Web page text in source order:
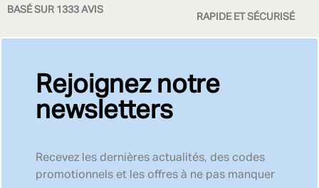
BASÉ SUR 1333 AVIS
RAPIDE ET SÉCURISÉ
Rejoignez notre
newsletters
Recevez les dernières actualités, des codes
promotionnels et les offres à ne pas manquer